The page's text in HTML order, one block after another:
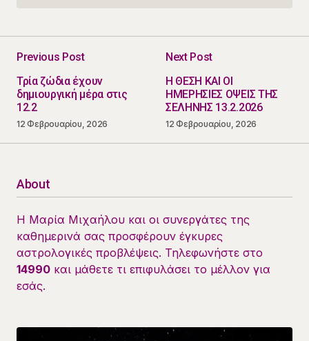
Previous Post
Τρία ζώδια έχουν
δημιουργική μέρα στις
12.2
12 Φεβρουαρίου, 2026
Next Post
Η ΘΕΣΗ ΚΑΙ ΟΙ
ΗΜΕΡΗΣΙΕΣ ΟΨΕΙΣ ΤΗΣ
ΣΕΛΗΝΗΣ 13.2.2026
12 Φεβρουαρίου, 2026
About
Η Μαρία Μιχαήλου και οι συνεργάτες της
καθημερινά σας προσφέρουν έγκυρες
αστρολογικές προβλέψεις. Τηλεφωνήστε στο
14990 και μάθετε τι επιφυλάσει το μέλλον για
εσάς.